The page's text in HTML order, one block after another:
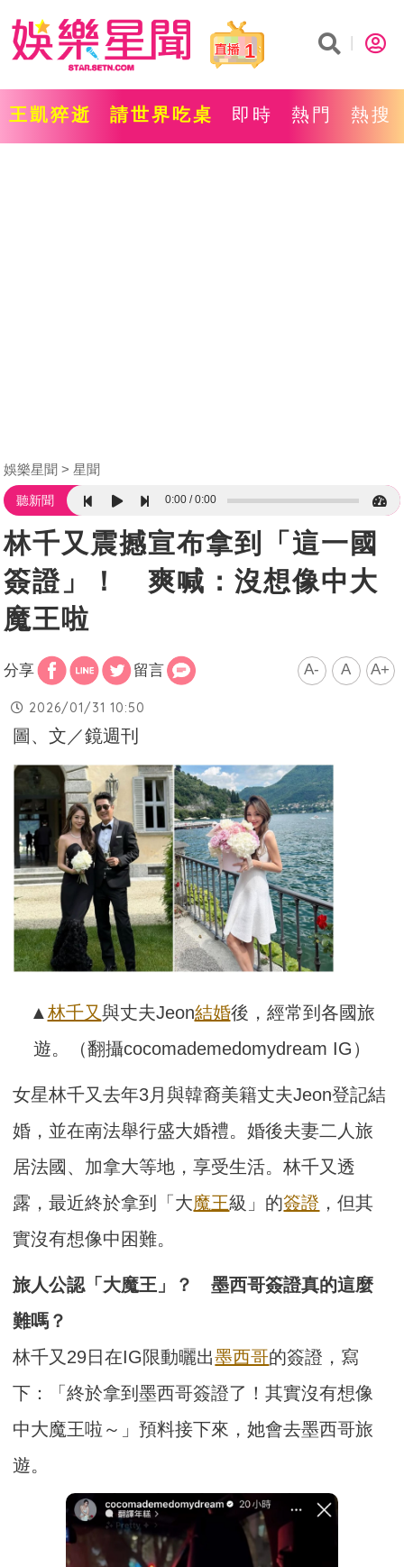
1
王凱猝逝 請世界吃桌 即時 熱門 熱搜
娛樂星聞 星聞
聽新聞 0:00 0:00
林千又震撼宣布拿到「這一國
簽證」！ 爽喊：沒想像中大
魔王啦
分享 留言 A- A A+
2026/01/31 10:50
圖、文／鏡週刊
▲ 林千又 與丈夫Jeon結婚後，經常到各國旅
遊。（翻攝cocomademedomydream IG）
女星林千又去年3月與韓裔美籍丈夫Jeon登記結
婚，並在南法舉行盛大婚禮。婚後夫妻二人旅
居法國、加拿大等地，享受生活。林千又透
露，最近終於拿到「大魔王級」的簽證 ，但其
實沒有想像中困難。
旅人公認「大魔王」？ 墨西哥簽證真的這麼
難嗎？
林千又29日在IG限動曬出墨西哥的簽證，寫
下：「終於拿到墨西哥簽證了！其實沒有想像
中大魔王啦～」預料接下來，她會去墨西哥旅
遊。